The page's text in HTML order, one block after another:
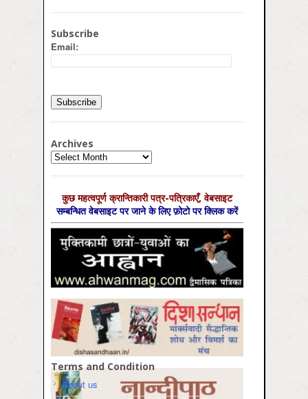
Subscribe
Email:
Archives
Archives
कुछ महत्‍वपूर्ण क्रान्तिकारी पत्र-पत्रिकाएँ, वेबसाइट
सम्‍बन्धित वेबसाइट पर जाने के लिए फ़ोटो पर क्लिक करें
Terms and Condition
About us